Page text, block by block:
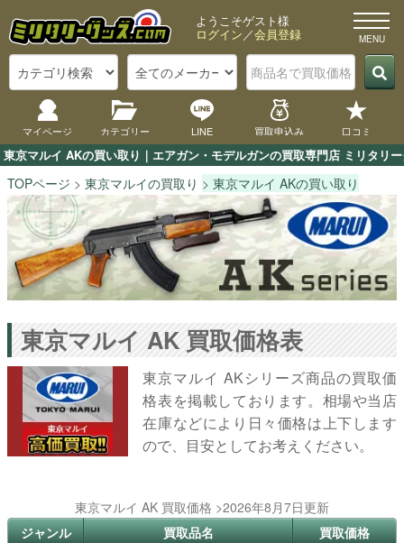
東京マルイ AKの買い取り｜エアガン・モデルガンの買取専門店 ミリタリ
ようこそゲスト様
ログイン／会員登録
マイページ カテゴリー LINE 買取申込み 口コミ
TOPページ 東京マルイの買取り 東京マルイ AKの買い取り
東京マルイ AK 買取価格表
東京マルイ AKシリーズ商品の買取価
格表を掲載しております。相場や当店
在庫などにより日々価格は上下します
ので、目安としてお考えください。
東京マルイ AK 買取価格 >2026年8月7日更新
ジャンル
買取品名
買取価格